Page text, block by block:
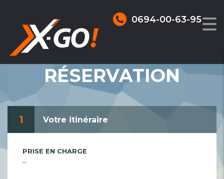
0694-00-63-95
RÉSERVATION
1 Votre itinéraire
PRISE EN CHARGE
--